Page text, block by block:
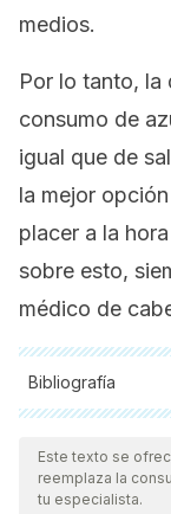
medios.
Por lo tanto, la
consumo de
igual que de
la mejor
placer a la
sobre esto,
médico de
Bibliografía
Todas las fuentes
nuestro equipo,
vigencia y validez.
Este texto se
reemplaza la
tu especialista.